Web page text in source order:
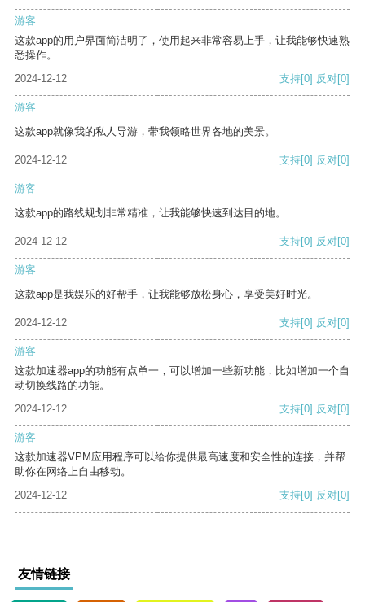
游客
这款app的用户界面简洁明了，使用起来非常容易上手，让我能够快速熟
悉操作。
2024-12-12
支持[0] 反对[0]
游客
这款app就像我的私人导游，带我领略世界各地的美景。
2024-12-12 支持[0] 反对[0]
游客
这款app的路线规划非常精准，让我能够快速到达目的地。
2024-12-12 支持[0] 反对[0]
游客
这款app是我娱乐的好帮手，让我能够放松身心，享受美好时光。
2024-12-12 支持[0] 反对[0]
游客
这款加速器app的功能有点单一，可以增加一些新功能，比如增加一个自
动切换线路的功能。
2024-12-12
支持[0] 反对[0]
游客
这款加速器VPM应用程序可以给你提供最高速度和安全性的连接，并帮
助你在网络上自由移动。
2024-12-12
支持[0] 反对[0]
友情链接